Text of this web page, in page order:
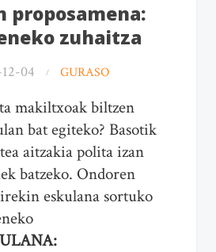
proposamena:
zuhaitza
04 GURASO
makiltxoak biltzen
bat egiteko? Basotik
aitzakia polita izan
batzeko. Ondoren
eskulana sortuko